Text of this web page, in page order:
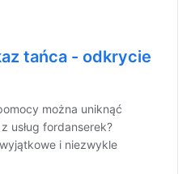
tańca - odkrycie
można uniknąć
usług fordanserek?
i niezwykle